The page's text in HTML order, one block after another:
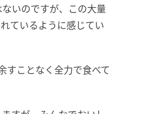
いのですが、この大量
ているように感じてい
すことなく全力で食べて